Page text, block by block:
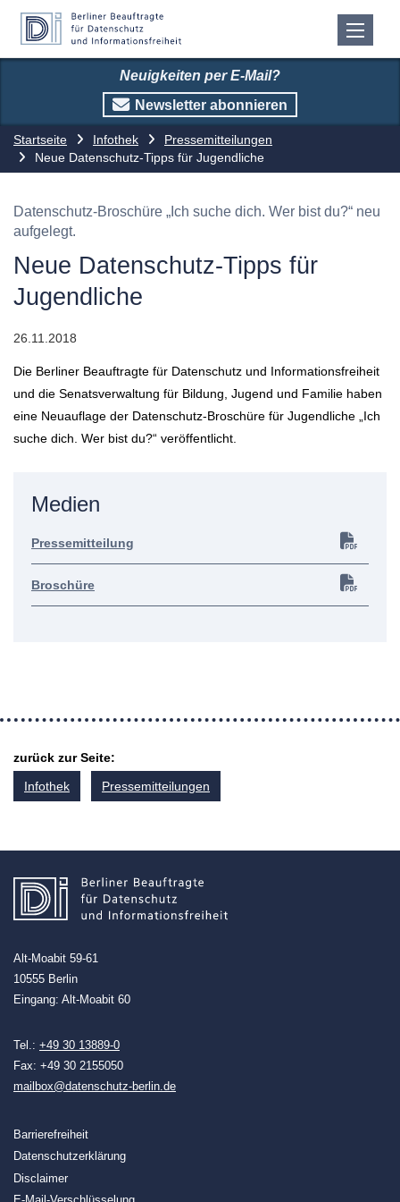
Neuigkeiten per E-Mail?
Newsletter abonnieren
Startseite Infothek
Pressemitteilungen
Neue Datenschutz-Tipps für Jugendliche
Datenschutz-Broschüre „Ich suche dich. Wer bist du?“ neu
aufgelegt.
Neue Datenschutz-Tipps für
Jugendliche
26.11.2018
Die Berliner Beauftragte für Datenschutz und Informationsfreiheit
und die Senatsverwaltung für Bildung, Jugend und Familie haben
eine Neuauflage der Datenschutz-Broschüre für Jugendliche „Ich
suche dich. Wer bist du?“ veröffentlicht.
Medien
Pressemitteilung
Broschüre
zurück zur Seite:
Infothek
Pressemitteilungen
Alt-Moabit 59-61
10555 Berlin
Eingang: Alt-Moabit 60
Tel.: +49 30 13889-0
Fax: +49 30 2155050
mailbox@datenschutz-berlin.de
Barrierefreiheit
Datenschutzerklärung
Disclaimer